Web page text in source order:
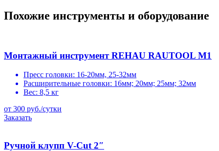
Похожие инструменты и оборудование
Монтажный инструмент REHAU RAUTOOL M1
Пресс головки: 16-20мм, 25-32мм
Расширительные головки: 16мм; 20мм; 25мм; 32мм
Вес: 8,5 кг
от 300 руб./сутки
Заказать
Ручной клупп V-Cut 2″